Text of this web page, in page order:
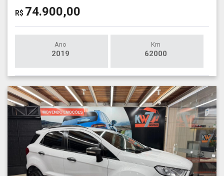
R$ 74.900,00
Ano
2019
Km
62000